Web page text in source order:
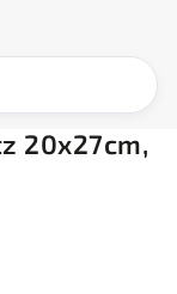
20x27cm,